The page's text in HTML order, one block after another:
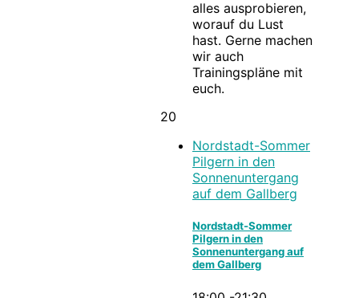
alles ausprobieren,
worauf du Lust
hast. Gerne machen
wir auch
Trainingspläne mit
euch.
20
Nordstadt-Sommer
Pilgern in den
Sonnenuntergang
auf dem Gallberg
Nordstadt-Sommer
Pilgern in den
Sonnenuntergang auf
dem Gallberg